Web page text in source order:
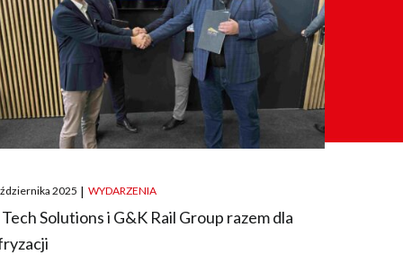
2025 | WYDARZENIA
Tech Solutions i G&K Rail Group razem dla